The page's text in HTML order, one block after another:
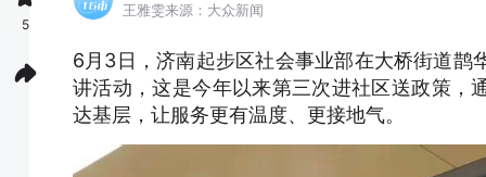
王雅雯来源：大众新闻
6月3日，济南起步区社会事业部在大桥街道鹊
讲活动，这是今年以来第三次进社区送政策，
达基层，让服务更有温度、更接地气。
5